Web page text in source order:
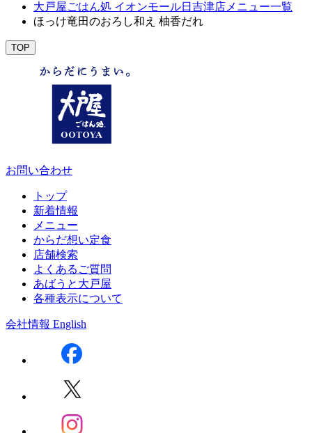
大戸屋ごはん処 イオンモール日吉津店メニュー一覧
ほっけ竜田のおろし和え 柚香だれ
TOP
お問い合わせ
トップ
新着情報
メニュー
からだ想い定食
店舗検索
よくあるご質問
あばうと大戸屋
各種表示について
会社情報 English